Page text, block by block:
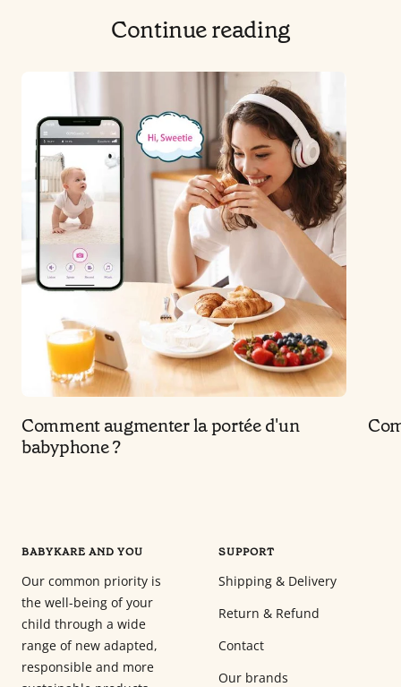
Continue reading
Comment augmenter la portée d'un
babyphone ?
BABYKARE AND YOU
Our common priority is
the well-being of your
child through a wide
range of new adapted,
responsible and more
SUPPORT
Shipping & Delivery
Return & Refund
Contact
Our brands